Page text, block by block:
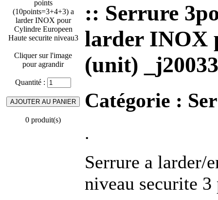
Cliquer sur l'image
pour agrandir
Quantité :
0 produit(s)
:: Serrure
larder INOX
(unit)
Catégorie :
.
Serrure a larder/
niveau securite